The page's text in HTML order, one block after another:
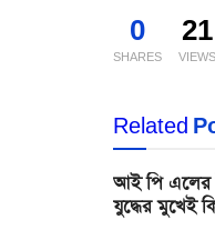
0
SHARES
21
VIEWS
Related
আই পি এলের
যুদ্ধের মুখেই